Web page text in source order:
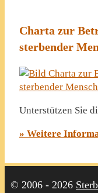
Charta zur
sterbender
Unterstützen Sie
» Weitere
© 2006 - 2026